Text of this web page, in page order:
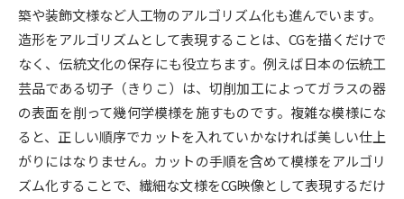
オープンキャンパス検索 実施プログラムから探す
来場型・Web型イベント特集
受験準備 資料検索
築や装飾文様など人工物のアルゴリズム化も進んでいます。
造形をアルゴリズムとして表現することは、CGを描くだけで
なく、伝統文化の保存にも役立ちます。例えば日本の伝統工
芸品である切子（きりこ）は、切削加工によってガラスの器
の表面を削って幾何学模様を施すものです。複雑な模様にな
ると、正しい順序でカットを入れていかなければ美しい仕上
がりにはなりません。カットの手順を含めて模様をアルゴリ
ズム化することで、繊細な文様をCG映像として表現するだけ